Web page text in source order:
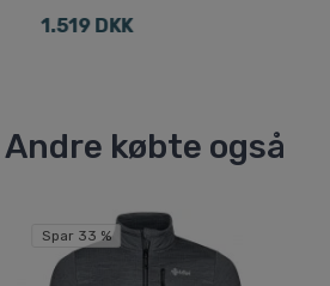
1.519 DKK
Andre købte også
Spar 33 %